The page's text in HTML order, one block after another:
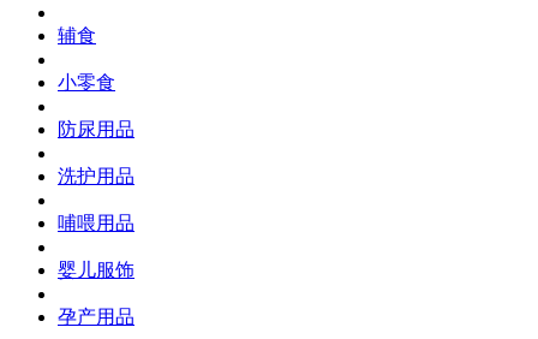
辅食
小零食
防尿用品
洗护用品
哺喂用品
婴儿服饰
孕产用品